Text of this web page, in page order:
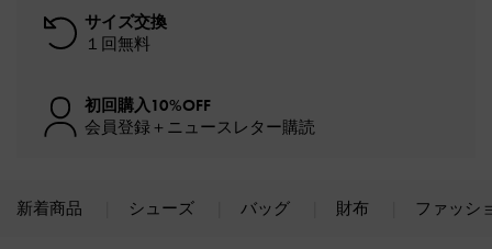
サイズ交換
１回無料
初回購入10%OFF
会員登録＋ニュースレター購読
新着商品 シューズ バッグ 財布 ファッシ